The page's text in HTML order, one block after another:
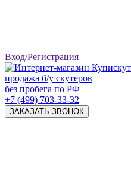
Вход/Регистрация
продажа б/у скутеров
без пробега по РФ
+7 (499) 703-33-32
ЗАКАЗАТЬ ЗВОНОК